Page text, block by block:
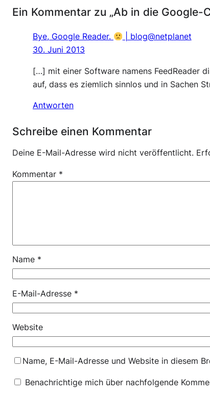
Ein Kommentar zu „Ab in die Google-
Bye, Google Reader.
| blog@netplanet
30. Juni 2013
[…] mit einer Software namens FeedReader
auf, dass es ziemlich sinnlos und in Sachen
Antworten
Schreibe einen Kommentar
Deine E-Mail-Adresse wird nicht veröffentlicht.
Kommentar *
Name *
E-Mail-Adresse *
Website
Name, E-Mail-Adresse und Website in diesem
Benachrichtige mich über nachfolgende